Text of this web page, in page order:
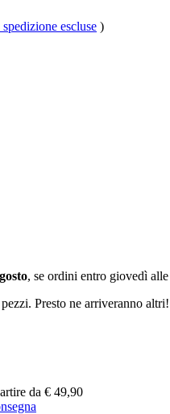
spedizione escluse )
, se ordini entro giovedì
Presto ne arriveranno
da € 49,90